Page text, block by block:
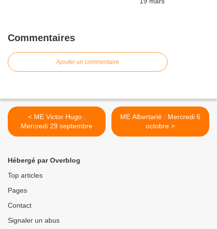
Commentaires
Ajouter un commentaire
< ME Victor Hugo :
Mercredi 29 septembre
ME Albertarié : Mercredi 6
octobre >
Hébergé par Overblog
Top articles
Pages
Contact
Signaler un abus